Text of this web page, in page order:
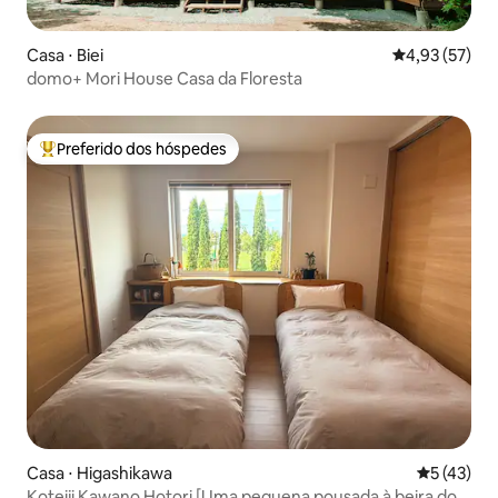
Casa ⋅ Biei 4,93 de uma
4,93 (57)
domo+ Mori House Casa da Floresta
Entre os melhores preferidos dos hóspedes
Preferido dos hóspedes
Casa ⋅ Higashikawa 5 de uma
5 (43)